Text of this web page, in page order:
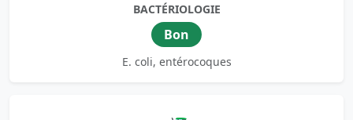
BACTÉRIOLOGIE
Bon
E. coli, entérocoques